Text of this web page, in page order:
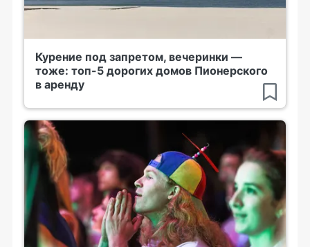
Курение под запретом, вечеринки —
тоже: топ-5 дорогих домов Пионерского
в аренду